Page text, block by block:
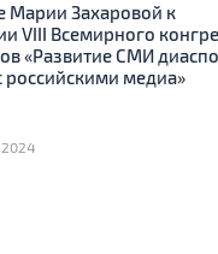
Марии Захаровой к
VIII Всемирного
«Развитие СМИ
российскими медиа»
2024